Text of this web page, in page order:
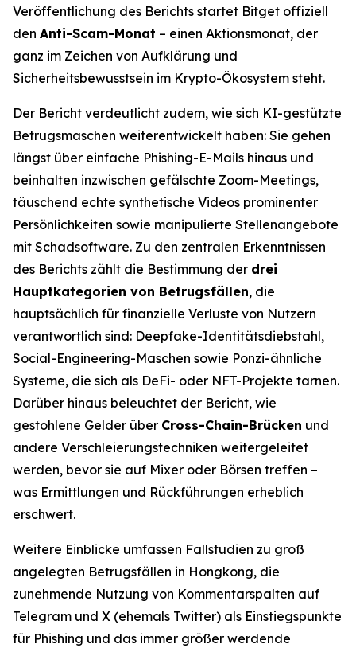
Veröffentlichung des Berichts startet Bitget offiziell
den Anti-Scam-Monat – einen Aktionsmonat, der
ganz im Zeichen von Aufklärung und
Sicherheitsbewusstsein im Krypto-Ökosystem steht.
Der Bericht verdeutlicht zudem, wie sich KI-gestützte
Betrugsmaschen weiterentwickelt haben: Sie gehen
längst über einfache Phishing-E-Mails hinaus und
beinhalten inzwischen gefälschte Zoom-Meetings,
täuschend echte synthetische Videos prominenter
Persönlichkeiten sowie manipulierte Stellenangebote
mit Schadsoftware. Zu den zentralen Erkenntnissen
des Berichts zählt die Bestimmung der drei
Hauptkategorien von Betrugsfällen, die
hauptsächlich für finanzielle Verluste von Nutzern
verantwortlich sind: Deepfake-Identitätsdiebstahl,
Social-Engineering-Maschen sowie Ponzi-ähnliche
Systeme, die sich als DeFi- oder NFT-Projekte tarnen.
Darüber hinaus beleuchtet der Bericht, wie
gestohlene Gelder über Cross-Chain-Brücken und
andere Verschleierungstechniken weitergeleitet
werden, bevor sie auf Mixer oder Börsen treffen –
was Ermittlungen und Rückführungen erheblich
erschwert.
Weitere Einblicke umfassen Fallstudien zu groß
angelegten Betrugsfällen in Hongkong, die
zunehmende Nutzung von Kommentarspalten auf
Telegram und X (ehemals Twitter) als Einstiegspunkte
für Phishing und das immer größer werdende